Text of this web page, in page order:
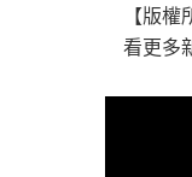
【版
看更多